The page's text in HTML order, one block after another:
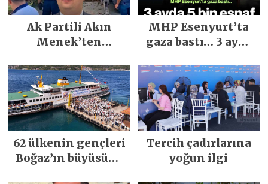
Ak Partili Akın
Menek’ten
heyelan sonrası
kritik uyarı
MHP Esenyurt’ta
gaza bastı… 3 ayda
edildi
62 ülkenin gençleri
Boğaz’ın büyüsüne
Tercih çadırlarına
yoğun ilgi